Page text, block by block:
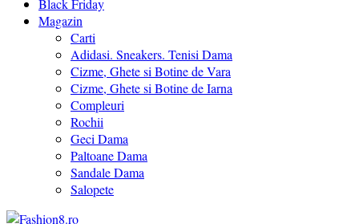
Magazin
Carti
Adidasi. Sneakers. Tenisi Dama
Cizme, Ghete si Botine de Vara
Cizme, Ghete si Botine de Iarna
Compleuri
Rochii
Geci Dama
Paltoane Dama
Sandale Dama
Salopete